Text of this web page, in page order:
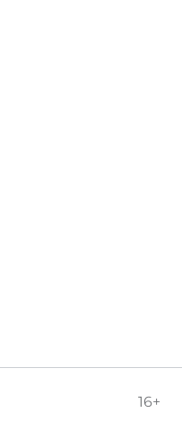
16+